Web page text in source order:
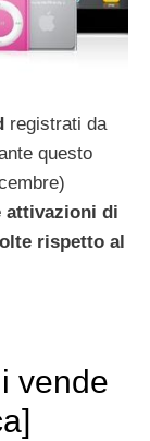
registrati da
questo
attivazioni di
rispetto al
vende